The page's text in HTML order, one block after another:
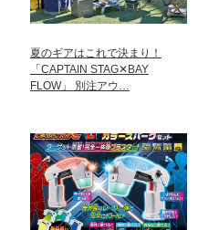
夏のギアはこれで決まり！
「CAPTAIN STAG✕BAY
FLOW」 別注アウ…